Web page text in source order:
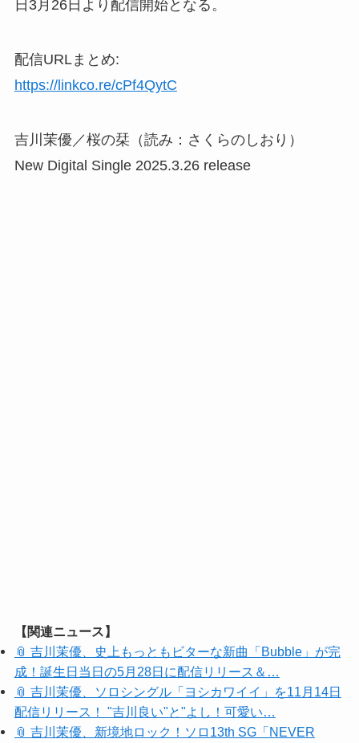
日3月26日より配信開始となる。
配信URLまとめ:
https://linkco.re/cPf4QytC
吉川茉優／桜の栞（読み：さくらのしおり）
New Digital Single 2025.3.26 release
【関連ニュース】
📎 吉川茉優、史上もっともビターな新曲「Bubble」が完
成！誕生日当日の5月28日に配信リリース＆…
📎 吉川茉優、ソロシングル「ヨシカワイイ」を11月14日
配信リリース！ "吉川良い"と"よし！可愛い…
📎 吉川茉優、新境地ロック！ソロ13th SG「NEVER